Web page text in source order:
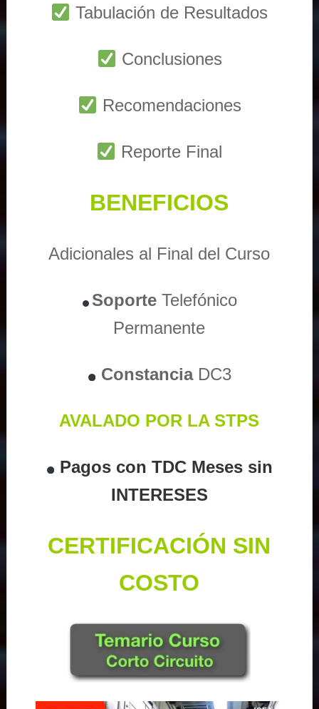
Tabulación de Resultados
Conclusiones
Recomendaciones
Reporte Final
BENEFICIOS
Adicionales al Final del Curso
Soporte Telefónico
Permanente
ConstanciaDC3
AVALADO POR LA STPS
Pagos con TDC Meses sin
INTERESES
CERTIFICACIÓN SIN
COSTO